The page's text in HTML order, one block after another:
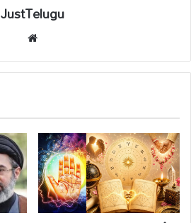
JustTelugu
bsi
te